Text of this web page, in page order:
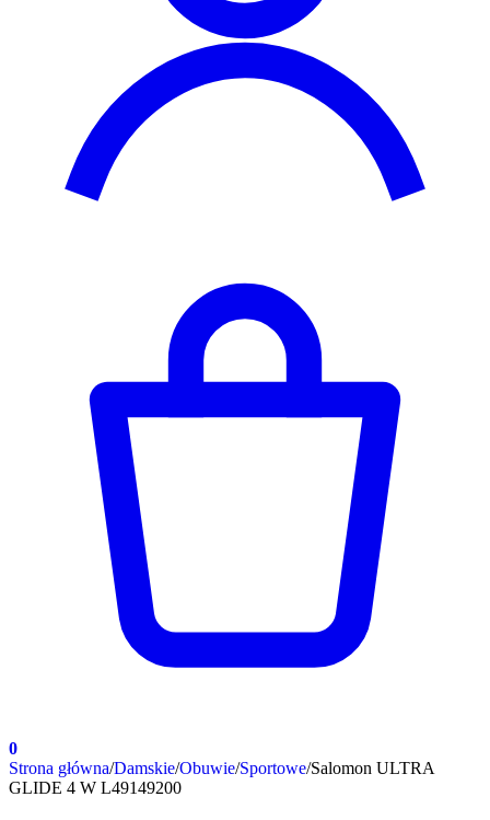
0
Strona główna/Damskie/Obuwie/Sportowe/Salomon ULTRA
GLIDE 4 W L49149200